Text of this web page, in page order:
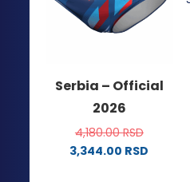
mogu
biti
stranici
proizvoda.
Serbia – Official
2026
4,180.00RSD
3,344.00 RSD